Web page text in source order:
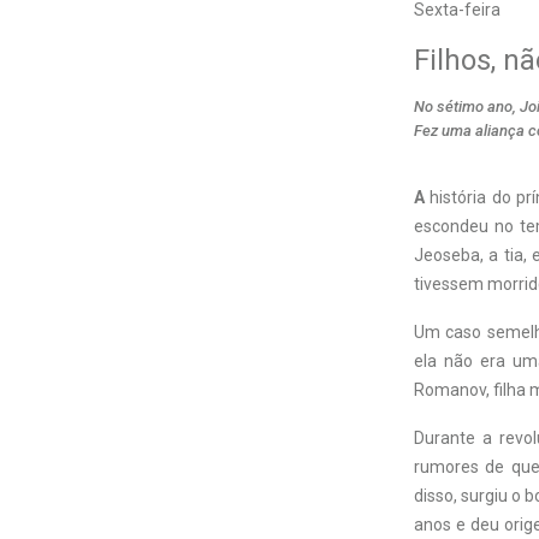
Sexta-feira
Filhos,
No sétimo ano,
Fez uma aliança
A história do
escondeu no
Jeoseba, a tia,
tivessem
Um caso
ela não era
Romanov, filha
Durante a
rumores de
disso, surgiu o
anos e deu